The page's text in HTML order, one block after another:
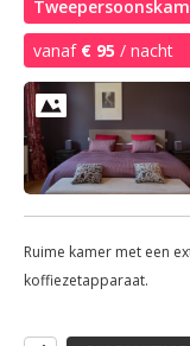
vanaf € 95 / nacht
Ruime kamer met een
koffiezetapparaat.